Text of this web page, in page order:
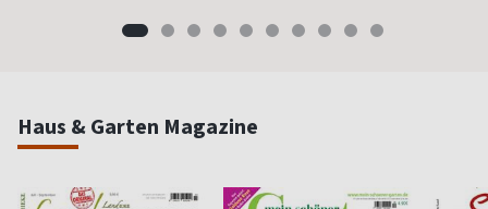
Haus & Garten Magazine